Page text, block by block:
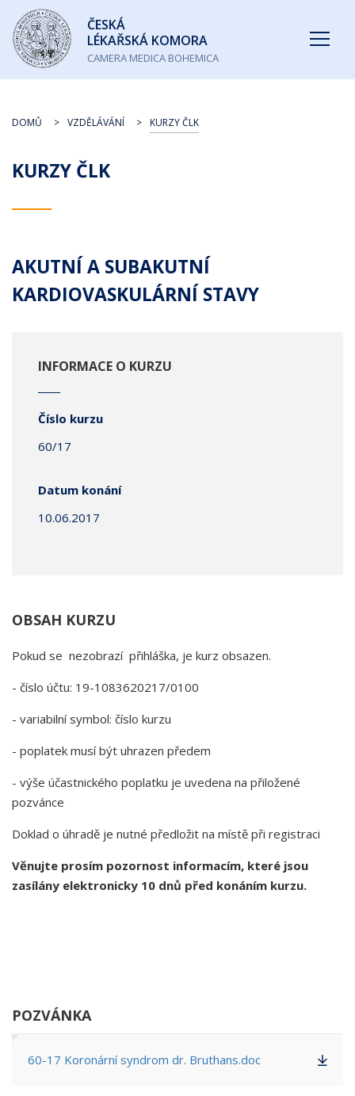
Česká
lékařská
komora
ČESKÁ
LÉKAŘSKÁ KOMORA
CAMERA MEDICA BOHEMICA
KURZY ČLK
DOMŮ VZDĚLÁVÁNÍ KURZY ČLK
AKUTNÍ A SUBAKUTNÍ
KARDIOVASKULÁRNÍ STAVY
INFORMACE O KURZU
Číslo kurzu
60/17
Datum konání
10.06.2017
OBSAH KURZU
Pokud se nezobrazí přihláška, je kurz obsazen.
- číslo účtu: 19-1083620217/0100
- variabilní symbol: číslo kurzu
- poplatek musí být uhrazen předem
- výše účastnického poplatku je uvedena na přiložené
pozvánce
Doklad o úhradě je nutné předložit na místě při registraci
Věnujte prosím pozornost informacím, které jsou
zasílány elektronicky 10 dnů před konáním kurzu.
POZVÁNKA
60-17 Koronární syndrom dr. Bruthans.doc